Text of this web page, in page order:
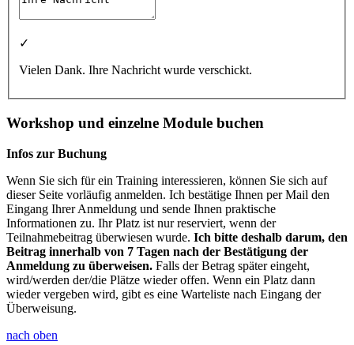
✓
Vielen Dank. Ihre Nachricht wurde verschickt.
Workshop und einzelne Module buchen
Infos zur Buchung
Wenn Sie sich für ein Training interessieren, können Sie sich auf
dieser Seite vorläufig anmelden. Ich bestätige Ihnen per Mail den
Eingang Ihrer Anmeldung und sende Ihnen praktische
Informationen zu. Ihr Platz ist nur reserviert, wenn der
Teilnahmebeitrag überwiesen wurde. Ich bitte deshalb darum, den
Beitrag innerhalb von 7 Tagen nach der Bestätigung der
Anmeldung zu überweisen. Falls der Betrag später eingeht,
wird/werden der/die Plätze wieder offen. Wenn ein Platz dann
wieder vergeben wird, gibt es eine Warteliste nach Eingang der
Überweisung.
nach oben